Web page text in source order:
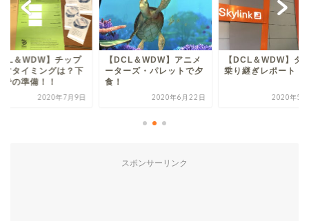
＆WDW】チップ
すタイミングは？下
での準備！！
2020年7月9日
【DCL＆WDW】アニメ
ーターズ・パレットで夕
食！
2020年6月22日
【DCL＆WDW】ダ
乗り継ぎレポート
2020年5
スポンサーリンク